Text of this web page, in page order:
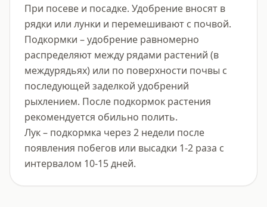
При посеве и посадке. Удобрение вносят в
рядки или лунки и перемешивают с почвой.
Подкормки – удобрение равномерно
распределяют между рядами растений (в
междурядьях) или по поверхности почвы с
последующей заделкой удобрений
рыхлением. После подкормок растения
рекомендуется обильно полить.
Лук – подкормка через 2 недели после
появления побегов или высадки 1-2 раза с
интервалом 10-15 дней.